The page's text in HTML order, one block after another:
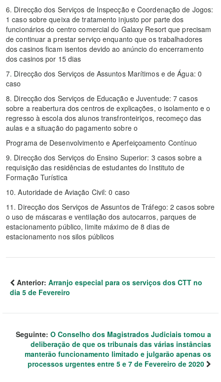
6. Direcção dos Serviços de Inspecção e Coordenação de Jogos:
1 caso sobre queixa de tratamento injusto por parte dos
funcionários do centro comercial do Galaxy Resort que precisam
de continuar a prestar serviço enquanto que os trabalhadores
dos casinos ficam isentos devido ao anúncio do encerramento
dos casinos por 15 dias
7. Direcção dos Serviços de Assuntos Marítimos e de Água: 0
caso
8. Direcção dos Serviços de Educação e Juventude: 7 casos
sobre a reabertura dos centros de explicações, o isolamento e o
regresso à escola dos alunos transfronteiriços, recomeço das
aulas e a situação do pagamento sobre o
Programa de Desenvolvimento e Aperfeiçoamento Contínuo
9. Direcção dos Serviços do Ensino Superior: 3 casos sobre a
requisição das residências de estudantes do Instituto de
Formação Turística
10. Autoridade de Aviação Civil: 0 caso
11. Direcção dos Serviços de Assuntos de Tráfego: 2 casos sobre
o uso de máscaras e ventilação dos autocarros, parques de
estacionamento público, limite máximo de 8 dias de
estacionamento nos silos públicos
Anterior: Arranjo especial para os serviços dos CTT no
dia 5 de Fevereiro
Seguinte: O Conselho dos Magistrados Judiciais tomou a
deliberação de que os tribunais das várias instâncias
manterão funcionamento limitado e julgarão apenas os
processos urgentes entre 5 e 7 de Fevereiro de 2020